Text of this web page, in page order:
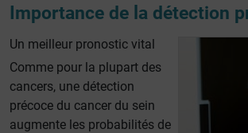
Importance de la détection
Un meilleur pronostic vital
Comme pour la plupart des
cancers, une détection
précoce du cancer du sein
augmente les probabilités de